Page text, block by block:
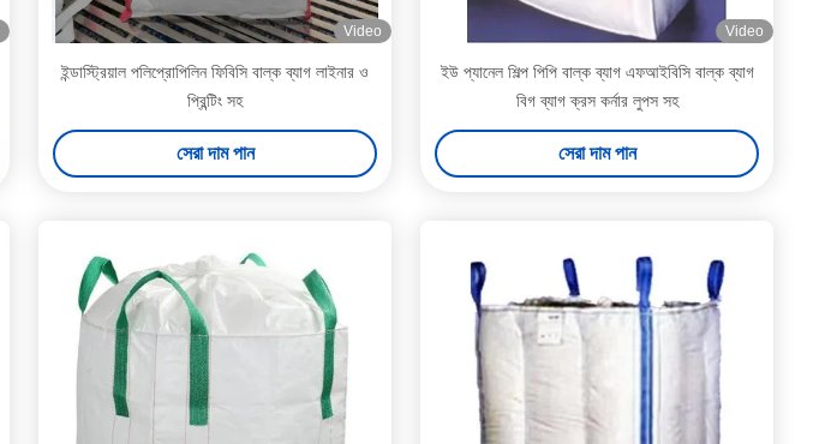
Video
ইন্ডাস্ট্রিয়াল পলিপ্রোপিলিন ফিবিসি বাল্ক ব্যাগ লাইনার ও
প্রিন্টিং সহ
সেরা দাম পান
Video
ইউ প্যানেল শিল্প পিপি বাল্ক ব্যাগ এফআইবিসি বাল্ক ব্যাগ
বিগ ব্যাগ ক্রস কর্নার লুপস সহ
সেরা দাম পান